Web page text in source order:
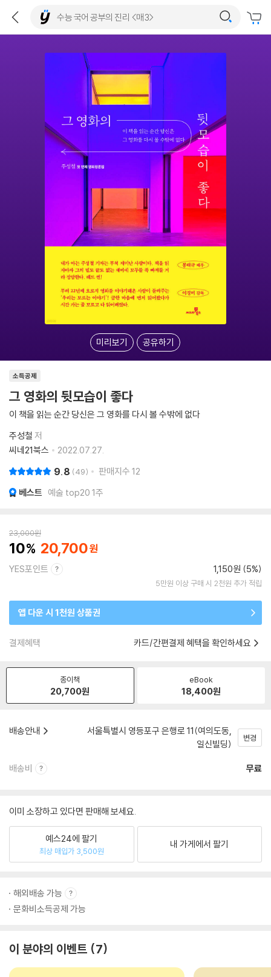
미리보기 공유하기
소득공제
그 영화의 뒷모습이 좋다
이 책을 읽는 순간 당신은 그 영화를 다시 볼 수밖에 없다
주성철 저
씨네21북스
2022.07.27.
9.8 49 판매지수 12
베스트 예술 top20 1주
23,000원
10 20,700
YES포인트 1,150원 (5%)
5만원 이상 구매 시 2천원 추가 적립
앱 다운 시 1천원 상품권
결제혜택 카드/간편결제 혜택을 확인하세요
종이책
20,700원
eBook
18,400원
배송안내
서울특별시 영등포구 은행로 11(여의도동,
일신빌딩)
변경
배송비 무료
이미 소장하고 있다면 판매해 보세요.
예스24에 팔기
최상 매입가 3,500원
내 가게에서 팔기
해외배송 가능
문화비소득공제 가능
이 분야의 이벤트 7